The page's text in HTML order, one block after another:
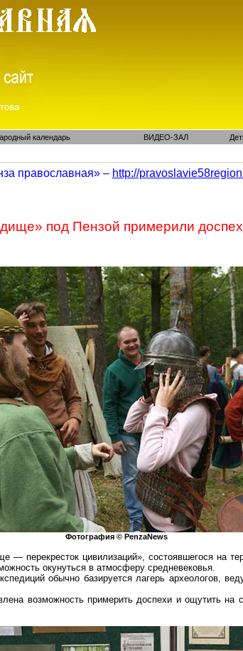
календарь ВИДЕО-ЗАЛ
православная» – http://
под Пензой примерили
Фотография © PenzaNews
— перекресток цивилизаций», состоявшегося на
окунуться в атмосферу средневековья.
обычно базируется лагерь археологов,
возможность примерить доспехи и ощутить на